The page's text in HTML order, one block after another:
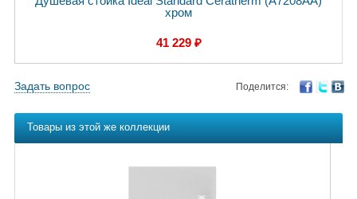
хром
41 229 ₽
Задать вопрос Поделится:
Товары из этой же коллекции